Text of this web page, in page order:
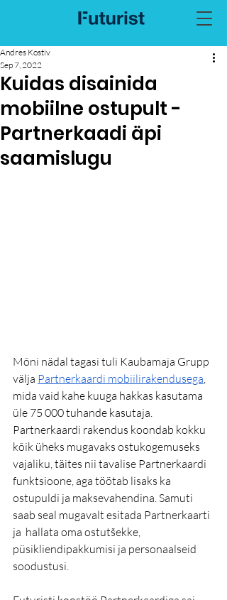
Kuidas disainida
mobiilne ostupult -
Partnerkaadi äpi
saamislugu
Andres Kostiv
Sep 7, 2022
Mõni nädal tagasi tuli Kaubamaja Grupp
välja Partnerkaardi mobiilirakendusega
mida vaid kahe kuuga hakkas kasutama
üle 75 000 tuhande kasutaja.
Partnerkaardi rakendus koondab kokku
kõik üheks mugavaks ostukogemuseks
vajaliku, täites nii tavalise Partnerkaardi
funktsioone, aga töötab lisaks ka
ostupuldi ja maksevahendina. Samuti
saab seal mugavalt esitada Partnerkaarti
ja  hallata oma ostutšekke,
püsikliendipakkumisi ja personaalseid
soodustusi.